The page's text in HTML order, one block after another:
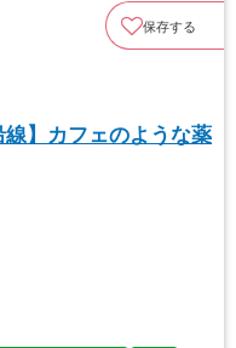
保存する
線】カフェのような薬